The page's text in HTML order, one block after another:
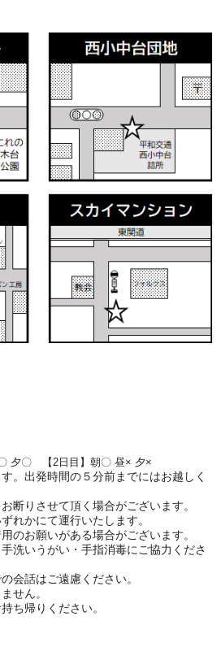
夕〇
【2日目】 朝〇 昼× 夕×
。出発時間の５分前までにはお越しく
断りさせて頂く場合がございます。
れかにて運行いたします。
のお願いがある場合がございます。
洗いうがい・手指消毒にご協力くださ
会話はご遠慮ください。
せん。
ち帰りください。